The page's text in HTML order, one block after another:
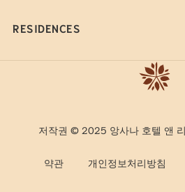
RESIDENCES
저작권 © 2025 앙사나 호텔 앤
약관 개인정보처리방침